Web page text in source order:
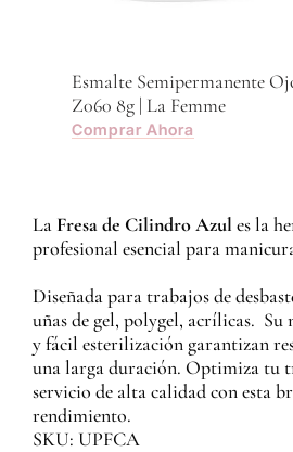
Esmalte Semipermanente
Z060 8g | La Femme
Comprar Ahora
La Fresa de Cilindro Azul es la
profesional esencial para
Diseñada para trabajos de
uñas de gel, polygel, acrílicas. Su
y fácil esterilización garantizan
una larga duración. Optimiza tu
servicio de alta calidad con esta
rendimiento.
SKU: UPFCA